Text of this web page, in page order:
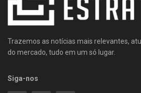
Trazemos as notícias mais relevantes,
do mercado, tudo em um só lugar.
Siga-nos